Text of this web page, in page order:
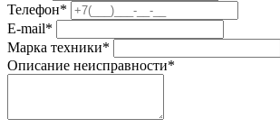
Телефон*
E-mail*
Марка техники*
Описание неисправности*